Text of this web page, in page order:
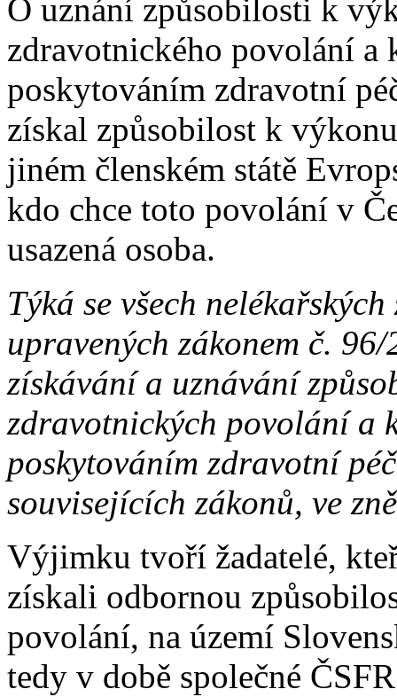
O uznání způsobilosti k
zdravotnického povolání
poskytováním zdravotní
získal způsobilost k
jiném členském státě
kdo chce toto povolání v
usazená osoba.
Týká se všech
upravených zákonem č.
získávání a uznávání
zdravotnických povolání a
poskytováním zdravotní
souvisejících zákonů, ve
Výjimku tvoří žadatelé,
získali odbornou
povolání, na území
tedy v době společné